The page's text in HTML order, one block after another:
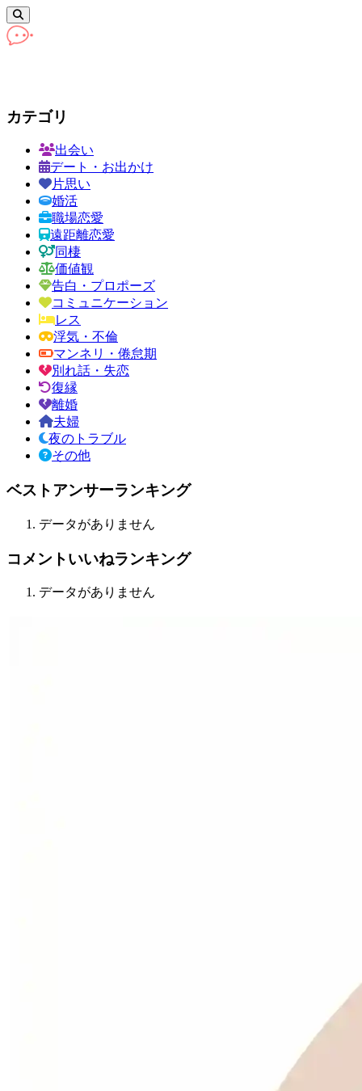
カテゴリ
出会い
デート・お出かけ
片思い
婚活
職場恋愛
遠距離恋愛
同棲
価値観
告白・プロポーズ
コミュニケーション
レス
浮気・不倫
マンネリ・倦怠期
別れ話・失恋
復縁
離婚
夫婦
夜のトラブル
その他
ベストアンサーランキング
データがありません
コメントいいねランキング
データがありません